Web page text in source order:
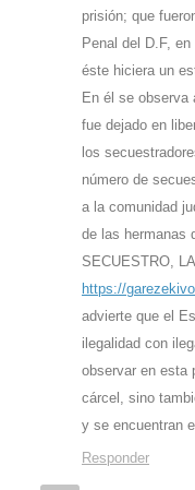
prisión; que
Penal del D.F,
éste hiciera un
En él se observa
fue dejado en
los
número de
a la comunidad
de las hermanas
SECUESTRO,
https://
advierte que el
ilegalidad con
observar en esta
cárcel, sino
y se encuentran
Responder